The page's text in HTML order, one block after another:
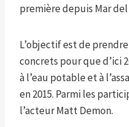
première depuis Mar
L’objectif est de
concrets pour que d’ici
à l’eau potable et à
en 2015. Parmi les
l’acteur Matt Demon.